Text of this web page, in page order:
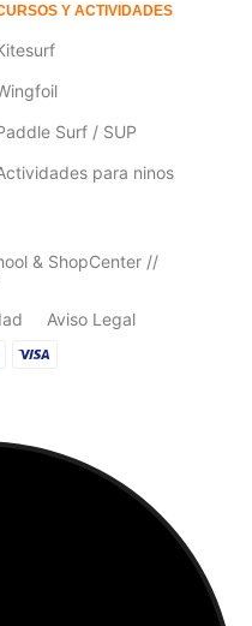
Y ACTIVIDADES
Surf / SUP
para ninos
& ShopCenter //
Aviso Legal